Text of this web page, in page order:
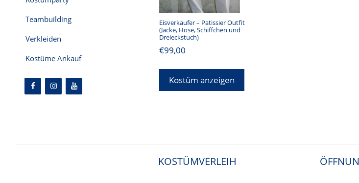
Eisverkäufer – Patissier Outfit
(Jacke, Hose, Schiffchen und
Dreieckstuch)
€99,00
Kostüm anzeigen
Teambuilding
Verkleiden
Kostüme Ankauf
KOSTÜMVERLEIH